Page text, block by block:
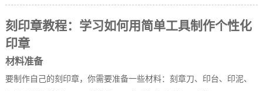
刻印章教程：学习如何用简单工具制作个性化
印章
材料准备
要制作自己的刻印章，你需要准备一些材料：刻章刀、印台、印泥、